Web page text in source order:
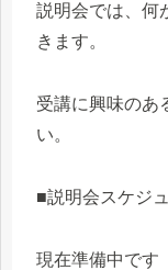
説明会では、何
きます。
受講に興味のあ
い。
■説明会スケジ
現在準備中です